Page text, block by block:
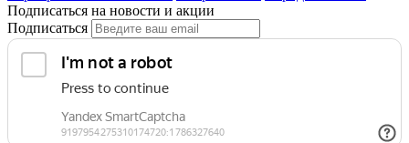
Подписаться на новости и акции
Подписаться